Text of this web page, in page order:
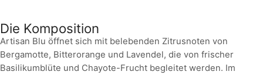
Die Komposition
Artisan Blu öffnet sich mit belebenden Zitrusnoten von
Bergamotte, Bitterorange und Lavendel, die von frischer
Basilikumblüte und Chayote-Frucht begleitet werden. Im